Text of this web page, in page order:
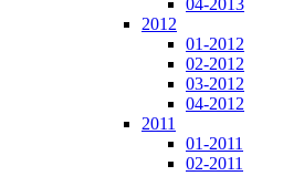
04-2013
2012
01-2012
02-2012
03-2012
04-2012
2011
01-2011
02-2011